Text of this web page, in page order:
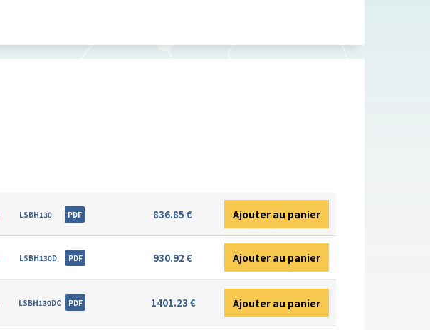
LSBH130 PDF 836.85 € Ajouter au panier
LSBH130D PDF 930.92 € Ajouter au panier
LSBH130DC PDF 1401.23 € Ajouter au panier